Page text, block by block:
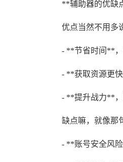
**辅助器的优缺
优点当然不用多
- **节省时间**，
- **获取资源更
- **提升战力**，
缺点嘛，就像那
- **账号安全风